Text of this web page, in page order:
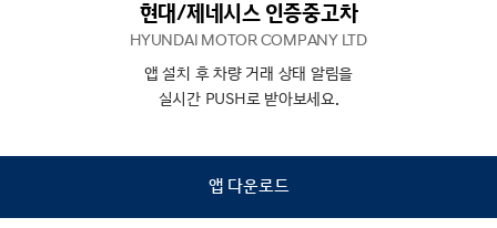
검색
현대/제네시스 인증중고차
HYUNDAI MOTOR COMPANY LTD
앱 설치 후 차량 거래 상태 알림을
실시간 PUSH로 받아보세요.
앱 다운로드